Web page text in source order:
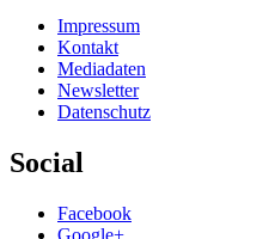
Impressum
Kontakt
Mediadaten
Newsletter
Datenschutz
Social
Facebook
Google+